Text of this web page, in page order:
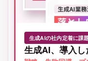
生成AIの社内定着に課
生成AI、導入